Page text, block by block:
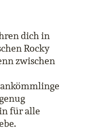
dich in
Rocky
zwischen
für alle